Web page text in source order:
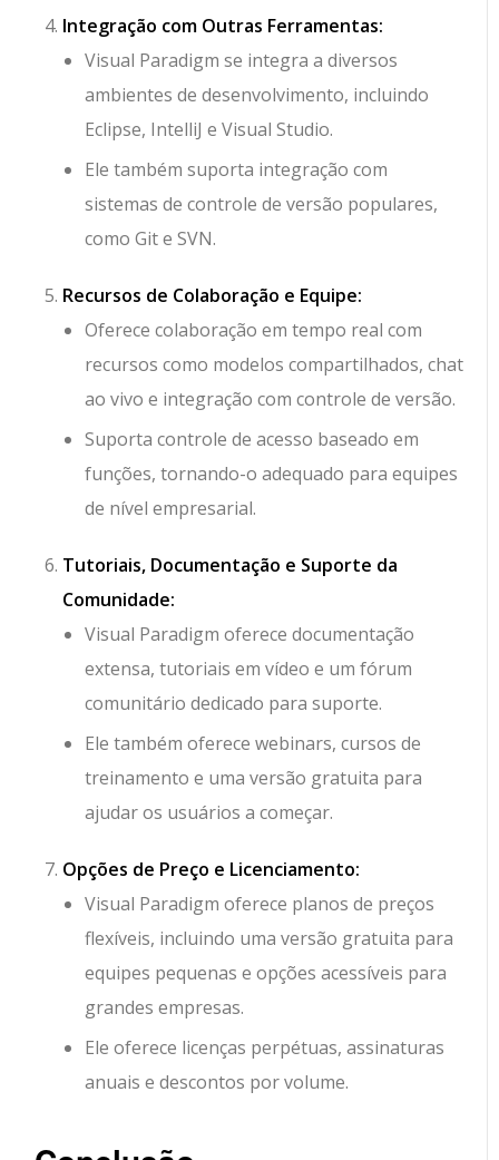
Integração com Outras Ferramentas:
Visual Paradigm se integra a diversos
ambientes de desenvolvimento, incluindo
Eclipse, IntelliJ e Visual Studio.
Ele também suporta integração com
sistemas de controle de versão populares,
como Git e SVN.
Recursos de Colaboração e Equipe:
Oferece colaboração em tempo real com
recursos como modelos compartilhados, chat
ao vivo e integração com controle de versão.
Suporta controle de acesso baseado em
funções, tornando-o adequado para equipes
de nível empresarial.
Tutoriais, Documentação e Suporte da
Comunidade:
Visual Paradigm oferece documentação
extensa, tutoriais em vídeo e um fórum
comunitário dedicado para suporte.
Ele também oferece webinars, cursos de
treinamento e uma versão gratuita para
ajudar os usuários a começar.
Opções de Preço e Licenciamento:
Visual Paradigm oferece planos de preços
flexíveis, incluindo uma versão gratuita para
equipes pequenas e opções acessíveis para
grandes empresas.
Ele oferece licenças perpétuas, assinaturas
anuais e descontos por volume.